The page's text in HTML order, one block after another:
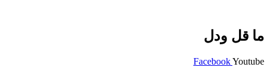
ما قل ودل
FacebookYoutube